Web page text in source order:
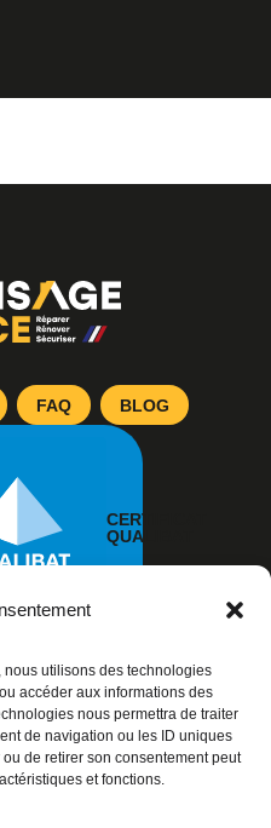
utilisons des technologies
accéder aux informations des
nous permettra de traiter
de navigation ou les ID uniques
de retirer son consentement peut
et fonctions.
FAQ BLOG
CERTIFICAT
QUALIBAT
RÉSERVÉS